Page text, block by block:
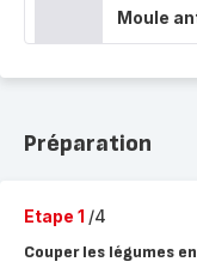
Moule
Préparation
Etape 1 /4
Couper les légumes